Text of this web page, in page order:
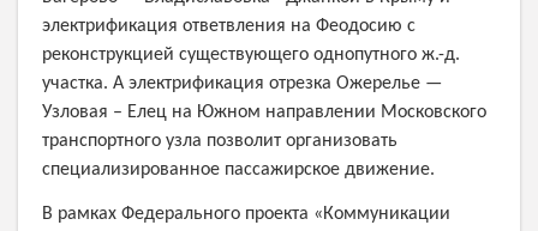
электрификация ответвления на Феодосию с
реконструкцией существующего однопутного ж.-д.
участка. А электрификация отрезка Ожерелье —
Узловая – Елец на Южном направлении Московского
транспортного узла позволит организовать
специализированное пассажирское движение.
В рамках Федерального проекта «Коммуникации